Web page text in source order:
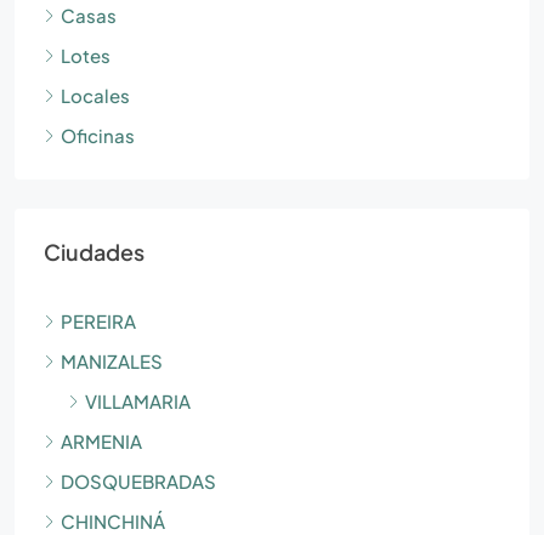
Casas
Lotes
Locales
Oficinas
Ciudades
PEREIRA
MANIZALES
VILLAMARIA
ARMENIA
DOSQUEBRADAS
CHINCHINÁ